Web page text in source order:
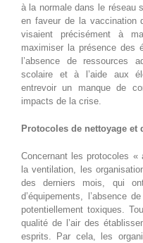
à la normale dans le réseau
en faveur de la vaccination
visaient précisément à
maximiser la présence des
l’absence de ressources
scolaire et à l’aide aux
entrevoir un manque de
impacts de la crise.
Protocoles de nettoyage et
Concernant les protocoles
la ventilation, les
des derniers mois, qui
d’équipements, l’absence
potentiellement toxiques.
qualité de l’air des
esprits. Par cela, les